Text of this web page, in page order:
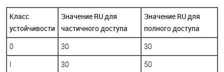
Класс
устойчивости
Значение RU для
частичного доступа
Значение RU для
полного доступа
0 30 30
30 50